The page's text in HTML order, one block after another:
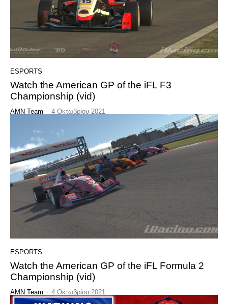
ESPORTS
Watch the American GP of the iFL F3
Championship (vid)
AMN Team - 4 Οκτωβρίου 2021
ESPORTS
Watch the American GP of the iFL Formula 2
Championship (vid)
AMN Team - 4 Οκτωβρίου 2021